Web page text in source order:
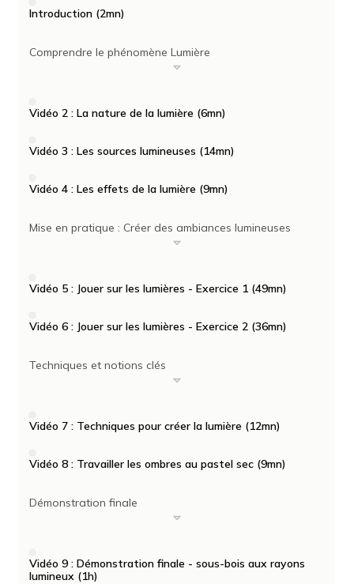
Introduction (2mn)
Comprendre le phénomène Lumière
Vidéo 2 : La nature de la lumière (6mn)
Vidéo 3 : Les sources lumineuses (14mn)
Vidéo 4 : Les effets de la lumière (9mn)
Mise en pratique : Créer des ambiances lumineuses
Vidéo 5 : Jouer sur les lumières - Exercice 1 (49mn)
Vidéo 6 : Jouer sur les lumières - Exercice 2 (36mn)
Techniques et notions clés
Vidéo 7 : Techniques pour créer la lumière (12mn)
Vidéo 8 : Travailler les ombres au pastel sec (9mn)
Démonstration finale
Vidéo 9 : Démonstration finale - sous-bois aux rayons
lumineux (1h)